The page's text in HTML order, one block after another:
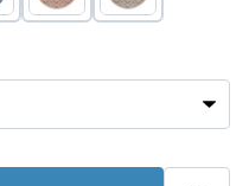
Rosa
Beige